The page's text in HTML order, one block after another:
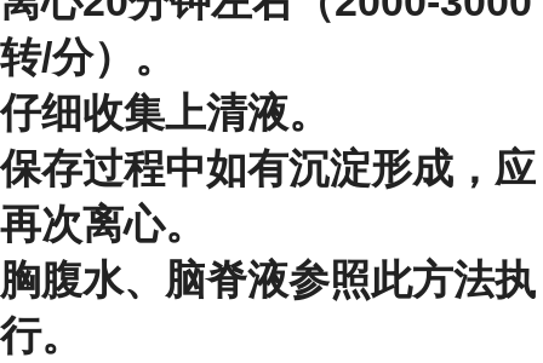
转/分）。
仔细收集上清液。
保存过程中如有沉淀形成，应
再次离心。
胸腹水、脑脊液参照此方法执
行。